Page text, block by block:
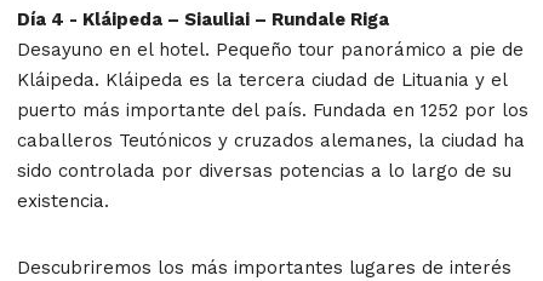
Día 4 - Kláipeda – Siauliai – Rundale Riga
Desayuno en el hotel. Pequeño tour panorámico a pie de
Kláipeda. Kláipeda es la tercera ciudad de Lituania y el
puerto más importante del país. Fundada en 1252 por los
caballeros Teutónicos y cruzados alemanes, la ciudad ha
sido controlada por diversas potencias a lo largo de su
existencia.
Descubriremos los más importantes lugares de interés